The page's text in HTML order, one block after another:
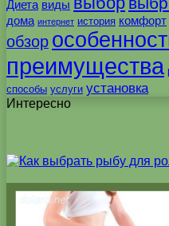
Диета виды
дома интернет история комфорт
обзор
преимущества
способы услуги установка
Интересно